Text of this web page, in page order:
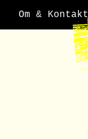
Om & Kontakt